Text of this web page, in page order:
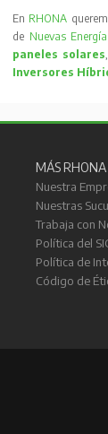
En RHONA
de Nuevas
paneles solares,
Inversores
MÁS RHONA
Nuestra
Nuestras
Trabaja con
Política del
Política de
Código de